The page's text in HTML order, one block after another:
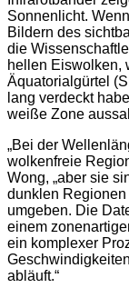
Sonnenlicht.
Bildern des
die
hellen Eiswolken,
Äquatorialgürtel
lang verdeckt
weiße Zone
„Bei der
wolkenfreie
Wong, „aber sie
dunklen
umgeben. Die
einem
ein komplexer
abläuft.“